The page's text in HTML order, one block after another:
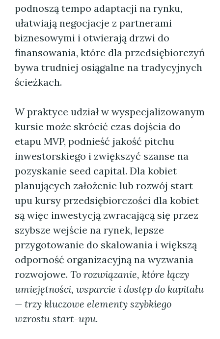
podnoszą tempo adaptacji na rynku,
ułatwiają negocjacje z partnerami
biznesowymi i otwierają drzwi do
finansowania, które dla przedsiębiorczyń
bywa trudniej osiągalne na tradycyjnych
ścieżkach.
W praktyce udział w wyspecjalizowanym
kursie może skrócić czas dojścia do
etapu MVP, podnieść jakość pitchu
inwestorskiego i zwiększyć szanse na
pozyskanie seed capital. Dla kobiet
planujących założenie lub rozwój start-
upu kursy przedsiębiorczości dla kobiet
są więc inwestycją zwracającą się przez
szybsze wejście na rynek, lepsze
przygotowanie do skalowania i większą
odporność organizacyjną na wyzwania
rozwojowe. To rozwiązanie, które łączy
umiejętności, wsparcie i dostęp do kapitału
— trzy kluczowe elementy szybkiego
wzrostu start-upu.